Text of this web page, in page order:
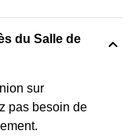
du Salle de
sur
pas besoin de